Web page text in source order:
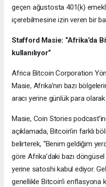
geçen ağustosta 401(k)
içerebilmesine izin veren bir
Stafford Masie: “Afrika’da
kullanılıyor”
Africa Bitcoin Corporation
Masie, Afrika’nın bazı
aracı yerine günlük para olarak
Masie, Coin Stories
açıklamada, Bitcoin’in farklı
belirterek, “Benim geldiğim
göre Afrika’daki bazı
yerine satoshi kabul ediyor.
genellikle Bitcoin’i enflasyona